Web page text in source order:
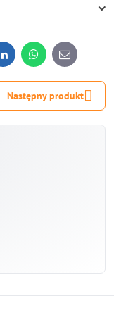
LinkedInWhatsApp
E-
mail
Następny produkt